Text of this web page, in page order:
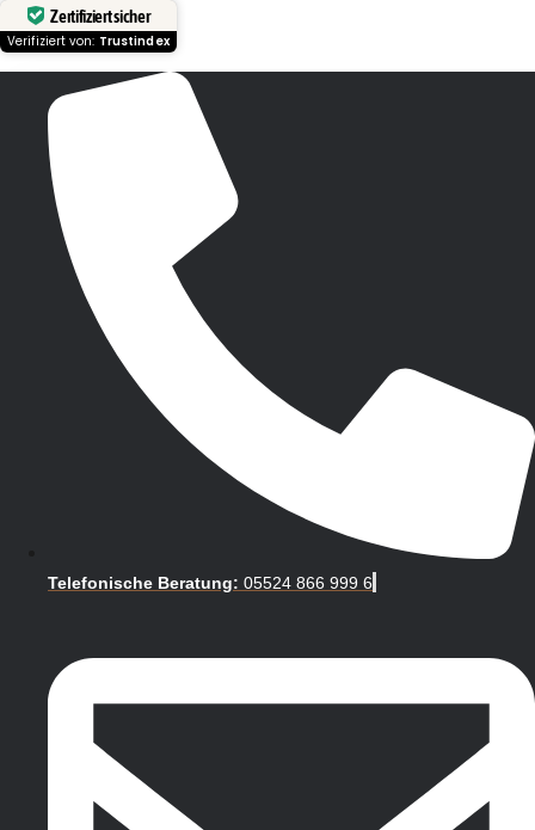
Zertifiziert sicher
Verifiziert von: Trustindex
Telefonische Beratung: 05524 866 999 6